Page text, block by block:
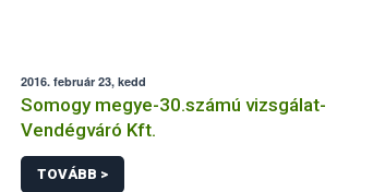
2016. február 23, kedd
Somogy megye-30.számú vizsgálat-
Vendégváró Kft.
TOVÁBB >